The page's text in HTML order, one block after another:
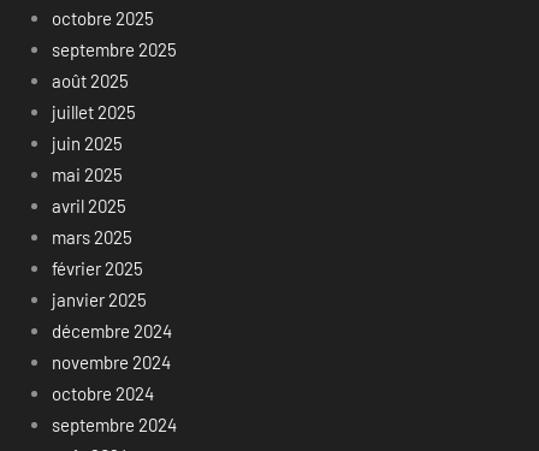
octobre 2025
septembre 2025
août 2025
juillet 2025
juin 2025
mai 2025
avril 2025
mars 2025
février 2025
janvier 2025
décembre 2024
novembre 2024
octobre 2024
septembre 2024